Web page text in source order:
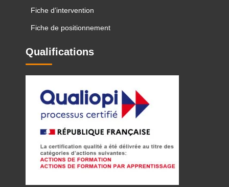
Fiche d’intervention
Fiche de positionnement
Qualifications